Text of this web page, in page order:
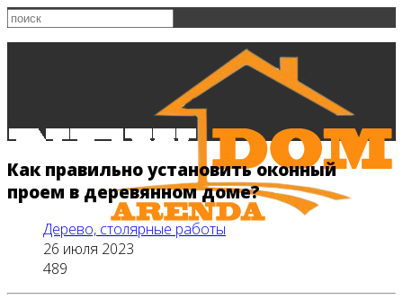
Как правильно установить оконный
проем в деревянном доме?
Дерево, столярные работы
26 июля 2023
489